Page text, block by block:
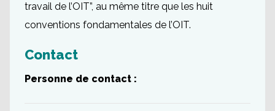
travail de l’OIT”, au même titre que les huit
conventions fondamentales de l’OIT.
Contact
Personne de contact :